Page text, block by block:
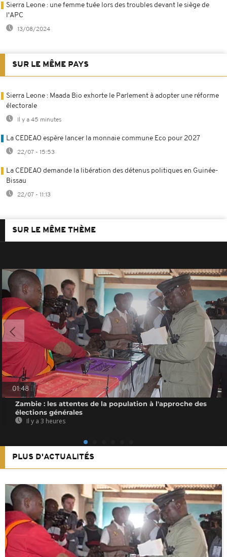
Sierra Leone : une femme tuée lors des troubles devant le siège de
l'APC
13/08/2024
SUR LE MÊME PAYS
Sierra Leone : Maada Bio exhorte le Parlement à adopter une réforme
électorale
Il y a 45 minutes
La CEDEAO espère lancer la monnaie commune Eco pour 2027
22/07 - 15:53
La CEDEAO demande la libération des détenus politiques en Guinée-
Bissau
22/07 - 11:13
SUR LE MÊME THÈME
01:48
Zambie : les attentes de la population à l'approche des
élections générales
Il y a 3 heures
PLUS D'ACTUALITÉS